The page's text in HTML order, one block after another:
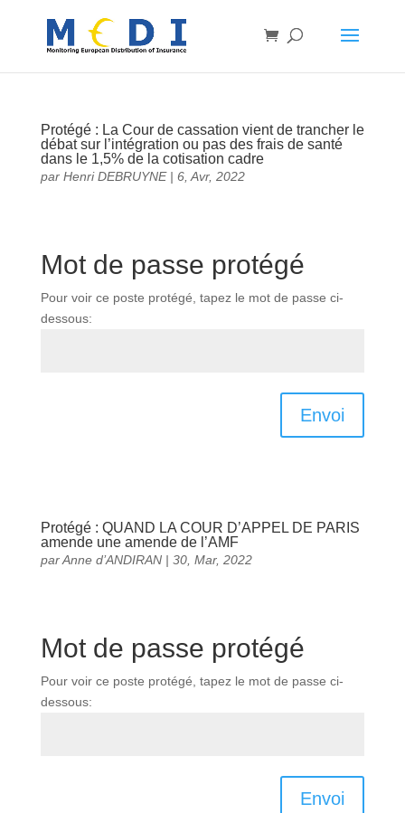
Protégé : La Cour de cassation vient de trancher le
débat sur l’intégration ou pas des frais de santé
dans le 1,5% de la cotisation cadre
par Henri DEBRUYNE| 6, Avr, 2022
Mot de passe protégé
Pour voir ce poste protégé, tapez le mot de passe ci-
dessous:
Envoi
Protégé : QUAND LA COUR D’APPEL DE PARIS
amende une amende de l’AMF
parAnne d’ANDIRAN| 30, Mar, 2022
Mot de passe protégé
Pour voir ce poste protégé, tapez le mot de passe ci-
dessous:
Envoi